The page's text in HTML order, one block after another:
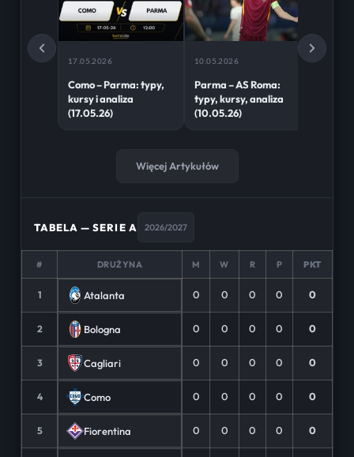
17.05.2026
Como – Parma: typy,
kursy i analiza
(17.05.26)
10.05.2026
Parma – AS Roma:
typy, kursy, analiza
(10.05.26)
Więcej Artykułów
TABELA — SERIE A 2026/2027
# DRUŻYNA M W R P PKT
1 Atalanta 0 0 0 0 0
2 Bologna 0 0 0 0 0
3 Cagliari 0 0 0 0 0
4 Como 0 0 0 0 0
5 Fiorentina 0 0 0 0 0